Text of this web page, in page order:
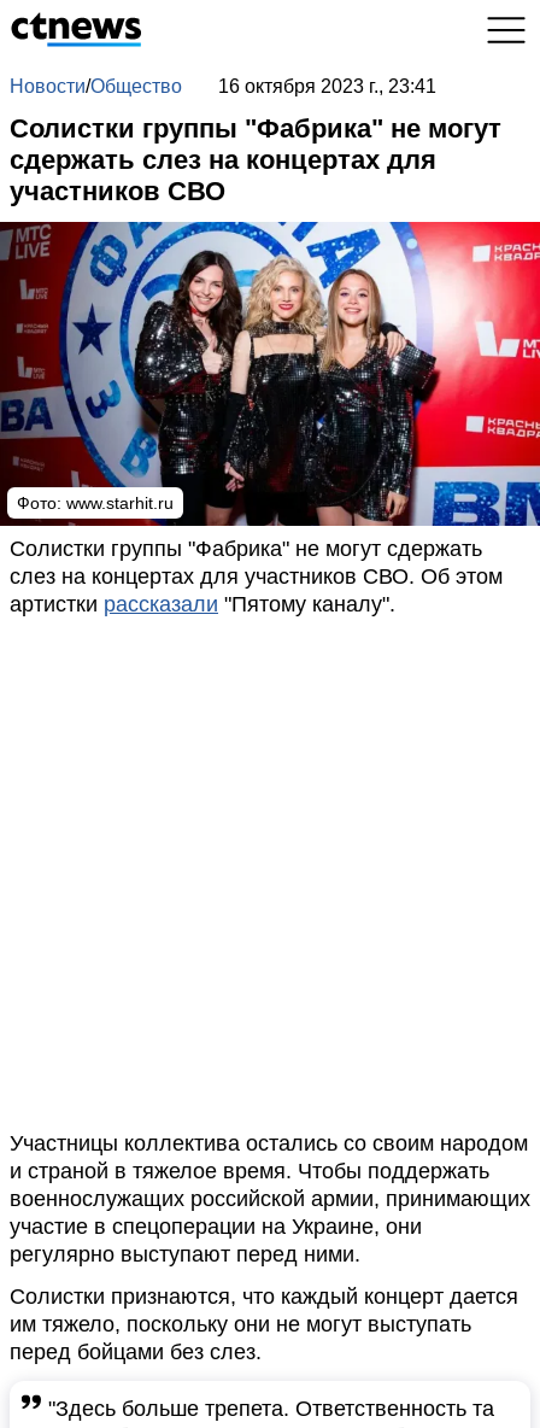
Новости/Общество 16 октября 2023 г., 23:41
Солистки группы "Фабрика" не могут
сдержать слез на концертах для
участников СВО
Фото: www.starhit.ru
Солистки группы "Фабрика" не могут сдержать
слез на концертах для участников СВО. Об этом
артистки рассказали "Пятому каналу".
Участницы коллектива остались со своим народом
и страной в тяжелое время. Чтобы поддержать
военнослужащих российской армии, принимающих
участие в спецоперации на Украине, они
регулярно выступают перед ними.
Солистки признаются, что каждый концерт дается
им тяжело, поскольку они не могут выступать
перед бойцами без слез.
"Здесь больше трепета. Ответственность та